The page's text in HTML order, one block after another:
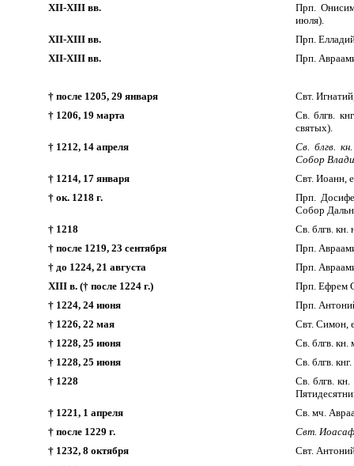
XII-XIII вв.
Прп.
июля).
XII-XIII вв.
Прп.
XII-XIII вв.
Прп.
† после 1205, 29 января
Свт.
† 1206, 19 марта
Св. блгв.
святых).
† 1212, 14 апреля
Св. блгв.
Собор
† 1214, 17 января
Свт. Иоанн,
† ок. 1218 г.
Прп.
Собор
† 1218
Св. блгв.
† после 1219, 23 сентября
Прп.
† до 1224, 21 августа
Прп.
XIII в. († после 1224 г.)
Прп. Ефрем
† 1224, 24 июня
Прп.
† 1226, 22 мая
Свт. Симон,
† 1228, 25 июня
Св. блгв.
† 1228, 25 июня
Св. блгв.
† 1228
Св. блгв.
† 1221, 1 апреля
Св. мч.
† после 1229 г.
Свт.
† 1232, 8 октября
Свт.